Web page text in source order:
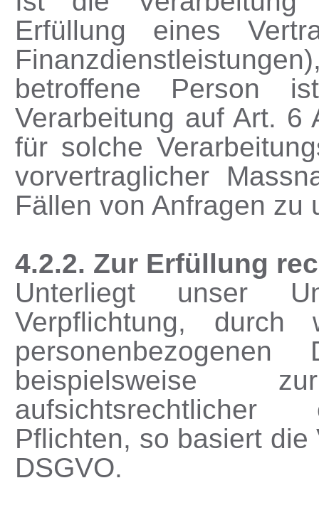
Erfüllung eines
betroffene Person
Verarbeitung auf Art. 6
für solche
vorvertraglicher
Fällen von Anfragen zu
4.2.2. Zur Erfüllung
Unterliegt unser
Verpflichtung, durch
beispielsweise
aufsichtsrechtlicher
Pflichten, so basiert
DSGVO.